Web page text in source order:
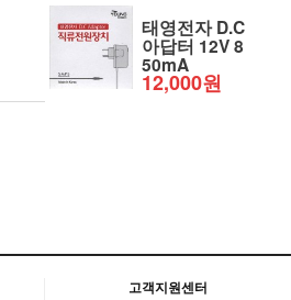
태영전자 D.C
아답터 12V 8
50mA
12,000원
고객지원센터